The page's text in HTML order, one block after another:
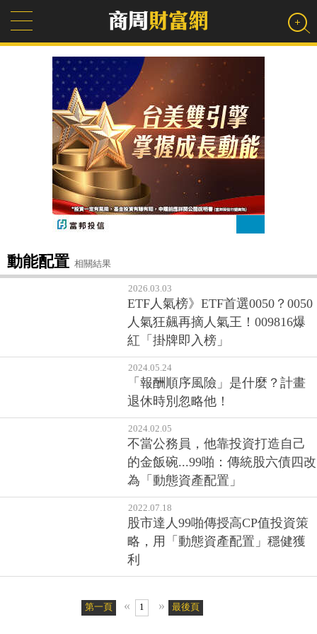
動能配置 相關結果
2026.03.03
ETF人氣榜》ETF首選0050？0050
人氣狂飆再摘人氣王！009816爆
紅「掛牌即入榜」
2024.05.24
「報酬順序風險」是什麼？計畫
退休時別忽略他！
2024.02.05
不當公務員，他靠投資打造自己
的金飯碗...99啪：傳統股六債四改
為「動態資產配置」
2022.07.18
股市達人99啪傳授高CP值投資策
略，用「動態資產配置」穩健獲
利
第一頁 « 1 » 最後頁